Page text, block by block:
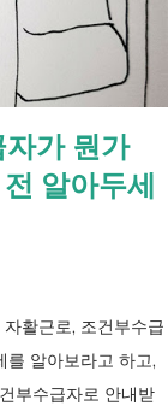
거쳐 시행될 예정
을까요? 이번 보건
니다. "부모와 같이
받을 수 있는 건가
유만으로 장애인연
업무계획에 포함된
인연금 을 같은 제도
가 뭔가
알아두세
활근로, 조건부수급
알아보라고 하고,
부수급자로 안내받